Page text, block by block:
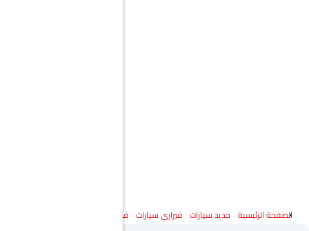
الصفحة الرئيسية جديد سيارات فيراري سيارات فيراري 12 سيليندري